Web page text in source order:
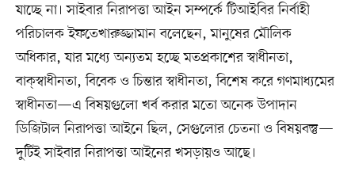
যাচ্ছে না। সাইবার নিরাপত্তা আইন সম্পর্কে টিআইবির নির্বাহী
পরিচালক ইফতেখারুজ্জামান বলেছেন, মানুষের মৌলিক
অধিকার, যার মধ্যে অন্যতম হচ্ছে মতপ্রকাশের স্বাধীনতা,
বাক্‌স্বাধীনতা, বিবেক ও চিন্তার স্বাধীনতা, বিশেষ করে গণমাধ্যমের
স্বাধীনতা—এ বিষয়গুলো খর্ব করার মতো অনেক উপাদান
ডিজিটাল নিরাপত্তা আইনে ছিল, সেগুলোর চেতনা ও বিষয়বস্তু—
দুটিই সাইবার নিরাপত্তা আইনের খসড়ায়ও আছে।